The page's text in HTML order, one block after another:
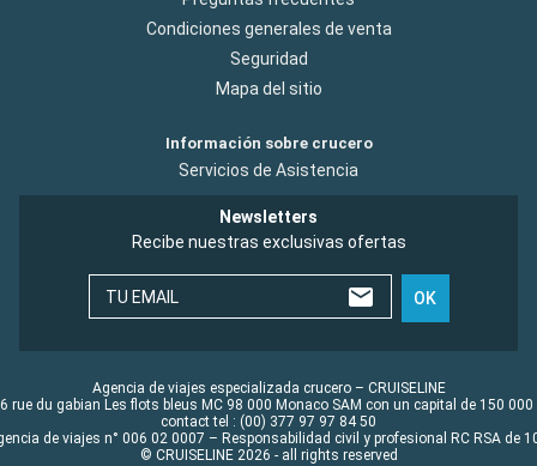
Condiciones generales de venta
Seguridad
Mapa del sitio
Información sobre crucero
Servicios de Asistencia
Newsletters
Recibe nuestras exclusivas ofertas
TU EMAIL OK
Agencia de viajes especializada crucero – CRUISELINE
rue du gabian Les flots bleus MC 98 000 Monaco SAM con un capital de 150 000
contact tel : (00) 377 97 97 84 50
de viajes n° 006 02 0007 – Responsabilidad civil y profesional RC RSA de
© CRUISELINE 2026 - all rights reserved